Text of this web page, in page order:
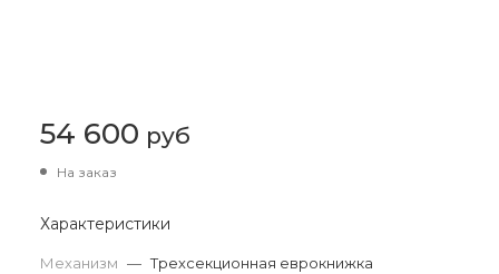
54 600 руб
На заказ
Характеристики
Механизм — Трехсекционная еврокнижка